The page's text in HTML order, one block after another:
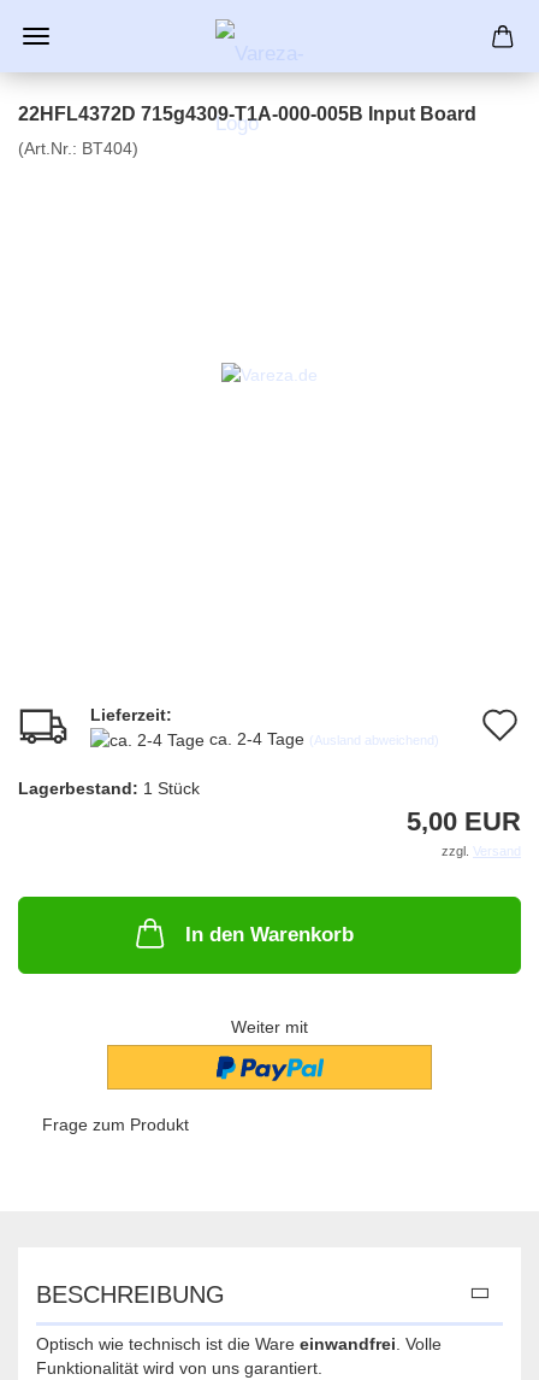
22HFL4372D 715g4309-T1A-000-005B Input Board
(Art.Nr.: BT404)
Lieferzeit:
ca. 2-4 Tage (Ausland abweichend)
Lagerbestand: 1 Stück
5,00 EUR
zzgl. Versand
In den Warenkorb
Weiter mit
Frage zum Produkt
BESCHREIBUNG
Optisch wie technisch ist die Ware einwandfrei . Volle
Funktionalität wird von uns garantiert.